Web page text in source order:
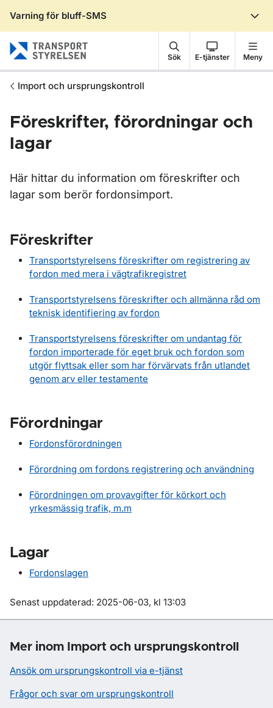
Varning för bluff-SMS
Sök E-tjänster Meny
Import och ursprungskontroll
Föreskrifter, förordningar och
lagar
Här hittar du information om föreskrifter och
lagar som berör fordonsimport.
Föreskrifter
Transportstyrelsens föreskrifter om registrering av
fordon med mera i vägtrafikregistret
Transportstyrelsens föreskrifter och allmänna råd om
teknisk identifiering av fordon
Transportstyrelsens föreskrifter om undantag för
fordon importerade för eget bruk och fordon som
utgör flyttsak eller som har förvärvats från utlandet
genom arv eller testamente
Förordningar
Fordonsförordningen
Förordning om fordons registrering och användning
Förordningen om provavgifter för körkort och
yrkesmässig trafik, m.m
Lagar
Fordonslagen
Om sidan
Senast uppdaterad: 2025-06-03, kl 13:03
Mer inom Import och ursprungskontroll
Ansök om ursprungskontroll via e-tjänst
Frågor och svar om ursprungskontroll